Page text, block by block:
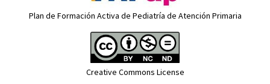
Plan de Formación Activa de Pediatría de Atención Primaria
Creative Commons License